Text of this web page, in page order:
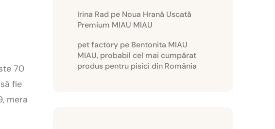
70
fie
mera
Irina Rad pe Noua Hrană Uscată
Premium MIAU MIAU
pet factory pe Bentonita MIAU
MIAU, probabil cel mai cumpărat
produs pentru pisici din România